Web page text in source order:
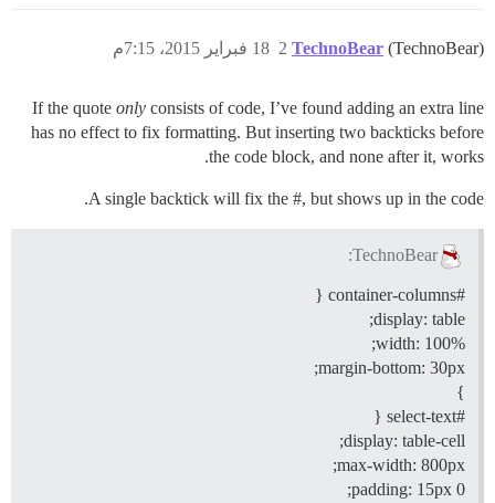
TechnoBear (TechnoBear) 18 فبراير 2015، 7:15م 2
If the quote only consists of code, I’ve found adding an extra line
has no effect to fix formatting. But inserting two backticks before
the code block, and none after it, works.
A single backtick will fix the #, but shows up in the code.
TechnoBear:
#container-columns
{
display: table;
width: 100%;
margin-bottom: 30px;
}
#select-text
{
display: table-cell;
max-width: 800px;
padding: 15px 0;